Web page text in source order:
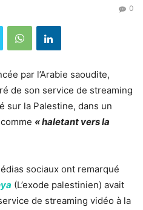
0
par l’Arabie saoudite,
de son service de streaming
sur la Palestine, dans un
« haletant vers la
sociaux ont remarqué
(L’exode palestinien) avait
de streaming vidéo à la